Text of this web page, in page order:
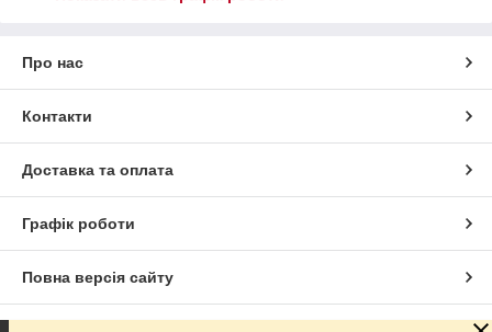
Про нас
Контакти
Доставка та оплата
Графік роботи
Повна версія сайту